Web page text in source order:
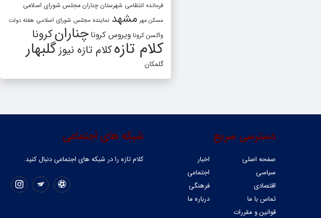
فرمانده انتظامی شهرستان چناران مجلس شورای اسلامی
مسکن مهر مشهد نماینده مجلس شورای اسلامی هفته دولت
واکسن کرونا ویروس کرونا چنارانکرونا
کلام تازهکلام تازه نیوزگلبهار
گلمکان
شبکه های اجتماعی
کلام تازه را در شبکه ‌های اجتماعی دنبال کنید.
دسترسی سریع
صفحه اصلی
اخبار
سیاسی
اجتماعی
اقتصادی
فرهنگی
تماس با ما
درباره ما
قوانین و مقررات